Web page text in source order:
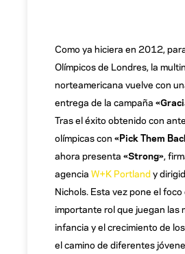
Como ya hiciera en 2012,
Olímpicos de Londres, la
norteamericana vuelve con
entrega de la campaña
Tras el éxito obtenido con
olímpicas con «Pick Them
ahora presenta «Strong» ,
agencia W+K Portland y
Nichols. Esta vez pone el foco
importante rol que juegan las
infancia y el crecimiento de
el camino de diferentes